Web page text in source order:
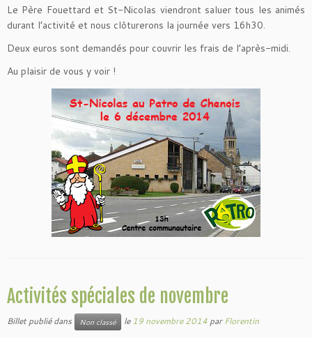
Le Père Fouettard et St-Nicolas viendront saluer tous les animés
durant l’activité et nous clôturerons la journée vers 16h30.
Deux euros sont demandés pour couvrir les frais de l’après-midi.
Au plaisir de vous y voir !
Activités spéciales de novembre
Billet publié dans Non classé le 19 novembre 2014 parFlorentin